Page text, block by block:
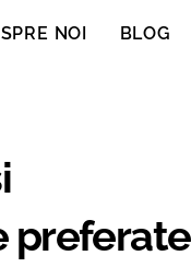
NOI BLOG
preferate